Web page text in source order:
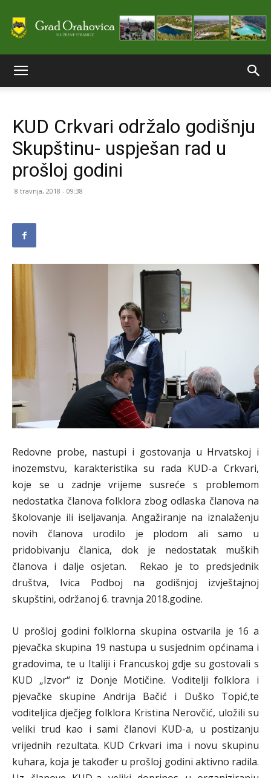
stranice
KUD Crkvari održalo godišnju
Skupštinu- uspješan rad u
prošloj godini
8 travnja, 2018 - 09:38
Redovne probe, nastupi i gostovanja u Hrvatskoj i
inozemstvu, karakteristika su rada KUD-a Crkvari,
koje se u zadnje vrijeme susreće s problemom
nedostatka članova folklora zbog odlaska članova na
školovanje ili iseljavanja. Angažiranje na iznalaženju
novih članova urodilo je plodom ali samo u
pridobivanju članica, dok je nedostatak muških
članova i dalje osjetan. Rekao je to predsjednik
društva, Ivica Podboj na godišnjoj izvještajnoj
skupštini, održanoj 6. travnja 2018.godine.
U prošloj godini folklorna skupina ostvarila je 16 a
pjevačka skupina 19 nastupa u susjednim općinama i
gradovima, te u Italiji i Francuskoj gdje su gostovali s
KUD „Izvor“ iz Donje Motičine. Voditelji folklora i
pjevačke skupine Andrija Bačić i Duško Topić,te
voditeljica dječjeg folklora Kristina Nerovčić, uložili su
veliki trud kao i sami članovi KUD-a, u postizanju
vrijednih rezultata. KUD Crkvari ima i novu skupinu
kuhara, koja je također u prošloj godini aktivno radila.